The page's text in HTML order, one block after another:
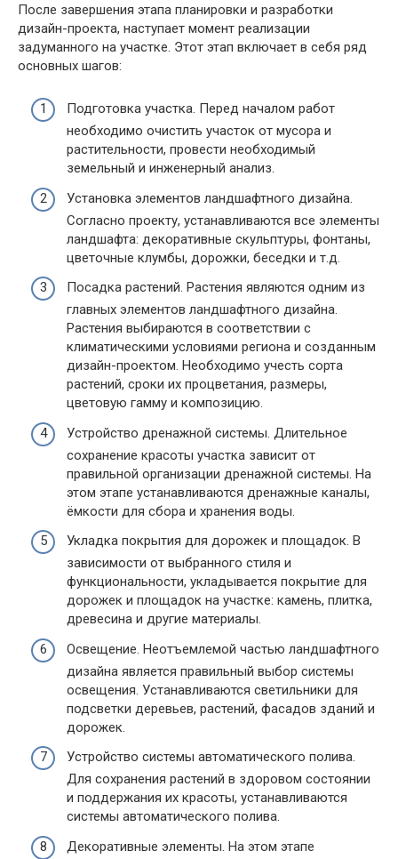
После завершения этапа планировки и разработки
дизайн-проекта, наступает момент реализации
задуманного на участке. Этот этап включает в себя ряд
основных шагов:
Подготовка участка. Перед началом работ
необходимо очистить участок от мусора и
растительности, провести необходимый
земельный и инженерный анализ.
Установка элементов ландшафтного дизайна.
Согласно проекту, устанавливаются все элементы
ландшафта: декоративные скульптуры, фонтаны,
цветочные клумбы, дорожки, беседки и т.д.
Посадка растений. Растения являются одним из
главных элементов ландшафтного дизайна.
Растения выбираются в соответствии с
климатическими условиями региона и созданным
дизайн-проектом. Необходимо учесть сорта
растений, сроки их процветания, размеры,
цветовую гамму и композицию.
Устройство дренажной системы. Длительное
сохранение красоты участка зависит от
правильной организации дренажной системы. На
этом этапе устанавливаются дренажные каналы,
ёмкости для сбора и хранения воды.
Укладка покрытия для дорожек и площадок. В
зависимости от выбранного стиля и
функциональности, укладывается покрытие для
дорожек и площадок на участке: камень, плитка,
древесина и другие материалы.
Освещение. Неотъемлемой частью ландшафтного
дизайна является правильный выбор системы
освещения. Устанавливаются светильники для
подсветки деревьев, растений, фасадов зданий и
дорожек.
Устройство системы автоматического полива.
Для сохранения растений в здоровом состоянии
и поддержания их красоты, устанавливаются
системы автоматического полива.
Декоративные элементы. На этом этапе